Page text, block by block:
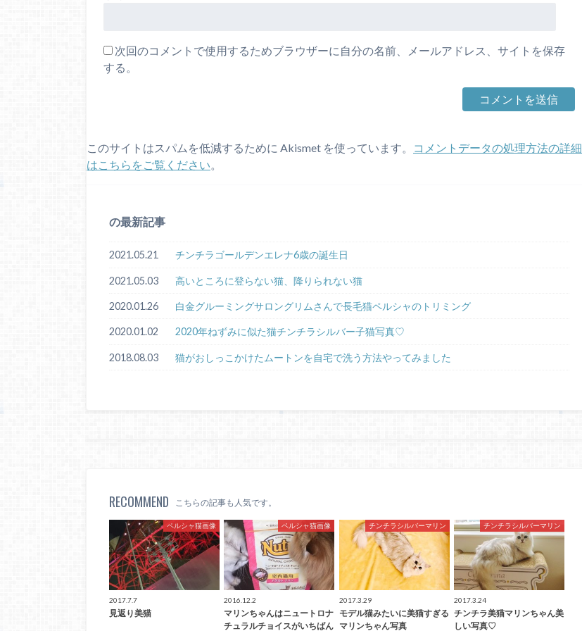
次回のコメントで使用するためブラウザーに自分の名前、メールアドレス、サイトを保存
する。
このサイトはスパムを低減するために Akismet を使っています。
コメントデータの処理方法の詳細
はこちらをご覧ください。
の最新記事
2021.05.21 チンチラゴールデンエレナ6歳の誕生日
2021.05.03 高いところに登らない猫、降りられない猫
2020.01.26 白金グルーミングサロングリムさんで長毛猫ペルシャのトリミング
2020.01.02 2020年ねずみに似た猫チンチラシルバー子猫写真♡
2018.08.03 猫がおしっこかけたムートンを自宅で洗う方法やってみました
RECOMMEND こちらの記事も人気です。
ペルシャ猫画像
2017.7.7
見返り美猫
ペルシャ猫画像
2016.12.2
マリンちゃんはニュートロナ
チュラルチョイスがいちばん
チンチラシルバーマリン
2017.3.29
モデル猫みたいに美猫すぎる
マリンちゃん写真
チンチラシルバーマリン
2017.3.24
チンチラ美猫マリンちゃん美
しい写真♡